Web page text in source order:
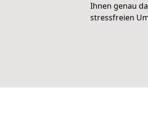
Ihnen genau
stressfreien